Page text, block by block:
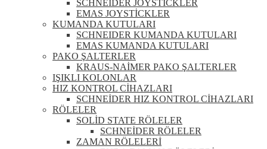
SCHNEIDER JOYSTİCKLER
EMAS JOYSTİCKLER
KUMANDA KUTULARI
SCHNEIDER KUMANDA KUTULARI
EMAS KUMANDA KUTULARI
PAKO ŞALTERLER
KRAUS-NAİMER PAKO ŞALTERLER
IŞIKLI KOLONLAR
HIZ KONTROL CİHAZLARI
SCHNEİDER HIZ KONTROL CİHAZLARI
RÖLELER
SOLİD STATE RÖLELER
SCHNEİDER RÖLELER
ZAMAN RÖLELERİ